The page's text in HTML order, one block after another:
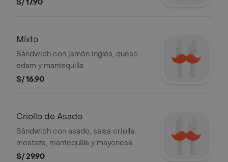
S/ 17.90
Mixto
Sándwich con jamón inglés, queso
edam y mantequilla
S/ 16.90
Criollo de Asado
Sándwich con asado, salsa criolla,
mostaza, mantequilla y mayonesa
S/ 29.90